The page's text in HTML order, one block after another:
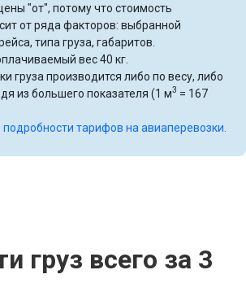
"от", потому что стоимость
от ряда факторов: выбранной
типа груза, габаритов.
вес 40 кг.
груза производится либо по весу, либо
из большего показателя (1 м3 = 167
тарифов на авиаперевозки.
груз всего за 3